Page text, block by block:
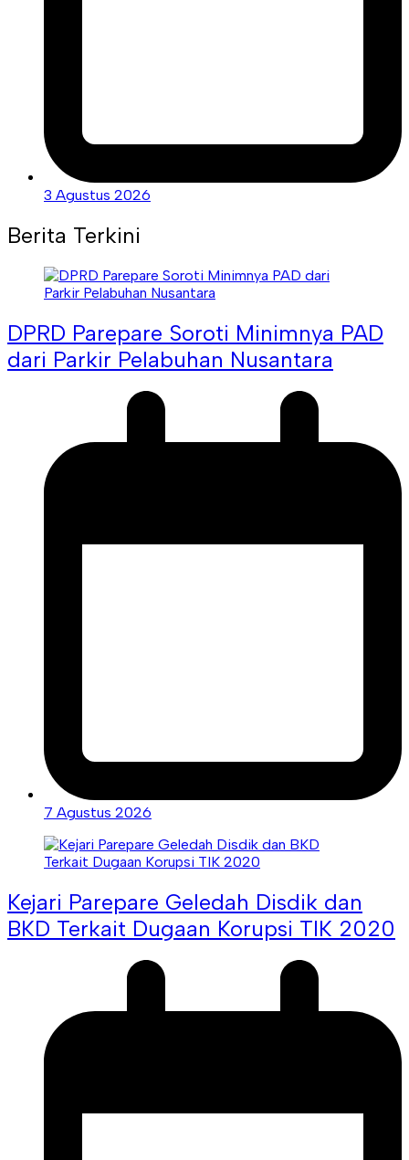
3 Agustus 2026
Berita Terkini
DPRD Parepare Soroti Minimnya PAD
dari Parkir Pelabuhan Nusantara
7 Agustus 2026
Kejari Parepare Geledah Disdik dan
BKD Terkait Dugaan Korupsi TIK 2020